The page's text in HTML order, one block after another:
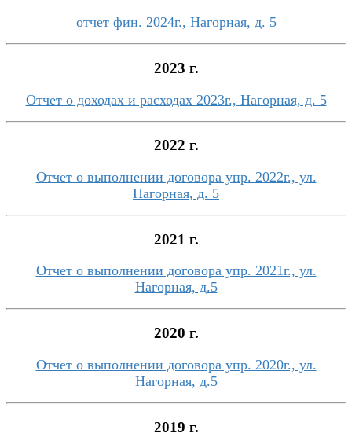
отчет фин. 2024г., Нагорная, д. 5
2023 г.
Отчет о доходах и расходах 2023г., Нагорная, д. 5
2022 г.
Отчет о выполнении договора упр. 2022г., ул.
Нагорная, д. 5
2021 г.
Отчет о выполнении договора упр. 2021г., ул.
Нагорная, д.5
2020 г.
Отчет о выполнении договора упр. 2020г., ул.
Нагорная, д.5
2019 г.